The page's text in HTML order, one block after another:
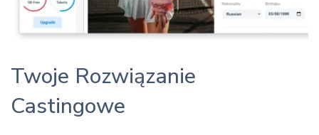
Twoje Rozwiązanie
Castingowe